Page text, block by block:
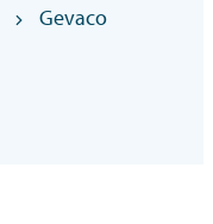
Gevaco